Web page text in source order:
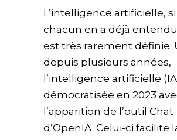
L’intelligence artificielle,
chacun en a déjà
est très rarement définie.
depuis plusieurs années,
l’intelligence artificielle
démocratisée en 2023
l’apparition de l’outil Chat-
d’OpenIA. Celui-ci facilite